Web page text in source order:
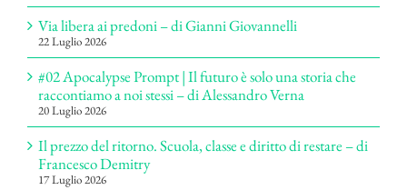
Via libera ai predoni – di Gianni Giovannelli
22 Luglio 2026
#02 Apocalypse Prompt | Il futuro è solo una storia che
raccontiamo a noi stessi – di Alessandro Verna
20 Luglio 2026
Il prezzo del ritorno. Scuola, classe e diritto di restare – di
Francesco Demitry
17 Luglio 2026